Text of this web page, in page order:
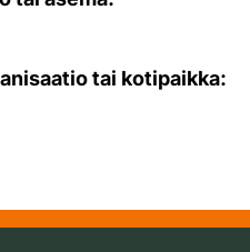
tai kotipaikka: